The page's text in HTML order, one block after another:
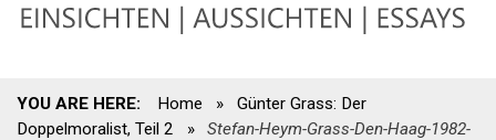
YOU ARE HERE: Home »
Günter Grass: Der
Doppelmoralist, Teil 2
»
Stefan-Heym-Grass-Den-Haag-1982-